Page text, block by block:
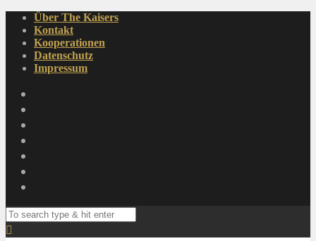
Über The Kaisers
Kontakt
Kooperationen
Datenschutz
Impressum